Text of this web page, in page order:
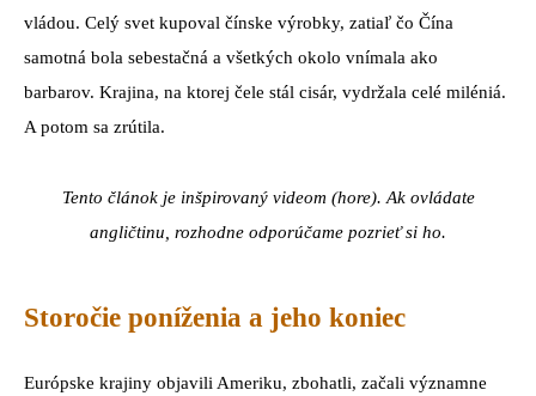
vládou. Celý svet kupoval čínske výrobky, zatiaľ čo Čína
samotná bola sebestačná a všetkých okolo vnímala ako
barbarov. Krajina, na ktorej čele stál cisár, vydržala celé miléniá.
A potom sa zrútila.
Tento článok je inšpirovaný videom (hore). Ak ovládate
angličtinu, rozhodne odporúčame pozrieť si ho.
Storočie poníženia a jeho koniec
Európske krajiny objavili Ameriku, zbohatli, začali významne